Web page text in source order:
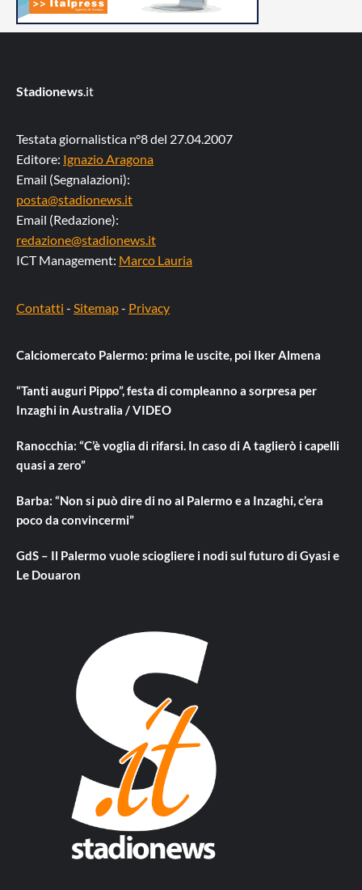
Stadionews.it
Testata giornalistica n°8 del 27.04.2007
Editore: Ignazio Aragona
Email (Segnalazioni):
posta@stadionews.it
Email (Redazione):
redazione@stadionews.it
ICT Management: Marco Lauria
Contatti - Sitemap- Privacy
Calciomercato Palermo: prima le uscite, poi Iker Almena
“Tanti auguri Pippo”, festa di compleanno a sorpresa per
Inzaghi in Australia / VIDEO
Ranocchia: “C’è voglia di rifarsi. In caso di A taglierò i capelli
quasi a zero”
Barba: “Non si può dire di no al Palermo e a Inzaghi, c’era
poco da convincermi”
GdS – Il Palermo vuole sciogliere i nodi sul futuro di Gyasi e
Le Douaron